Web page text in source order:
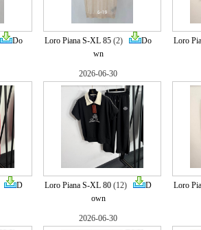
Do
Loro Piana S-XL 85 (2)
Do
wn
Loro
D
2026-06-30
Loro Piana S-XL 80 (12)
D
own
Loro
2026-06-30